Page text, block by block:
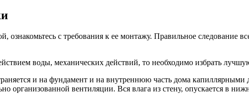
ознакомьтесь с требования к ее монтажу. Правильное следование
воды, механических действий, то необходимо избрать
и на фундамент и на внутреннюю часть дома
организованной вентиляции. Вся влага из стену, опускается в